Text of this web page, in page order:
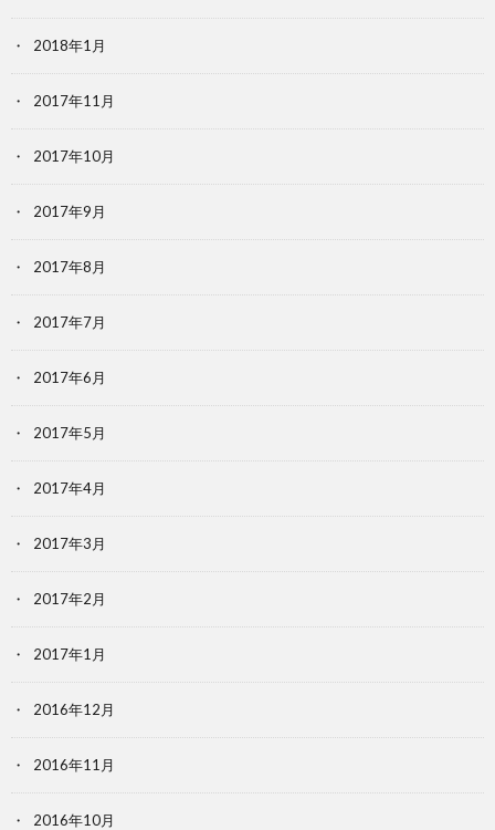
2018年1月
2017年11月
2017年10月
2017年9月
2017年8月
2017年7月
2017年6月
2017年5月
2017年4月
2017年3月
2017年2月
2017年1月
2016年12月
2016年11月
2016年10月